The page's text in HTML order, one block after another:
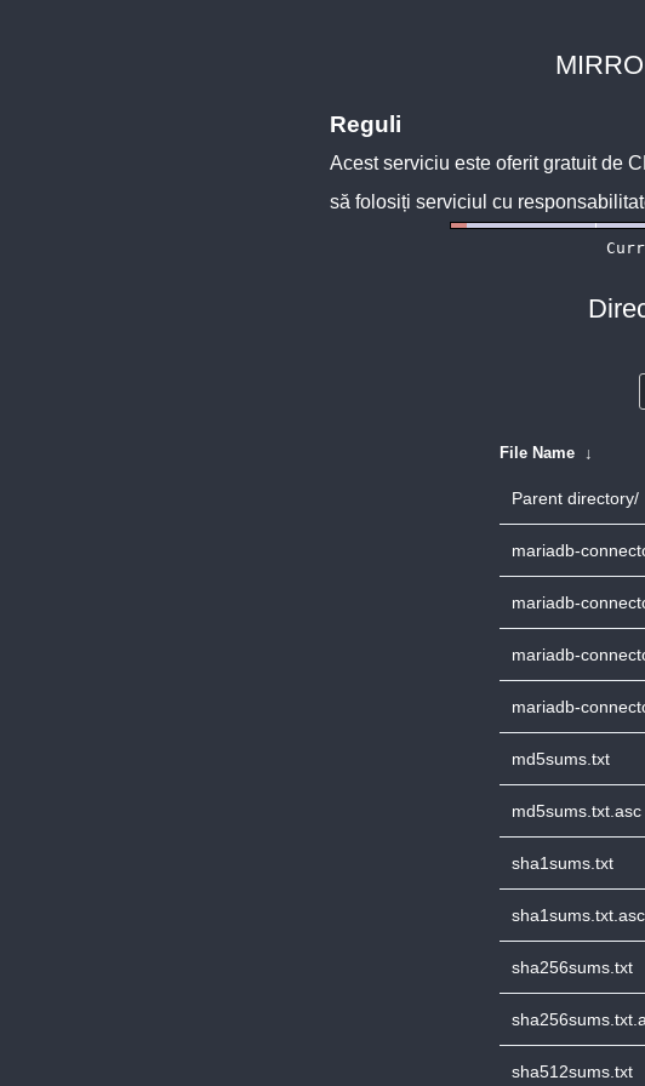
Reguli
Acest serviciu este oferit gratuit de
să folosiți serviciul cu
File Name ↓
Parent directory/
mariadb-
mariadb-
mariadb-
mariadb-
md5sums.txt
md5sums.txt.asc
sha1sums.txt
sha1sums.txt.asc
sha256sums.txt
sha512sums.txt